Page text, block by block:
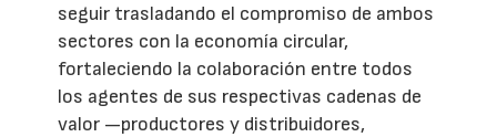
seguir trasladando el compromiso de ambos
sectores con la economía circular,
fortaleciendo la colaboración entre todos
los agentes de sus respectivas cadenas de
valor —productores y distribuidores,